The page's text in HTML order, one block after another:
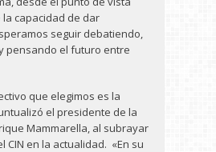
capacidad de dar
seguir debatiendo,
pensando el futuro entre
que elegimos es la
el presidente de la
Mammarella, al subrayar
CIN en la actualidad. «En su